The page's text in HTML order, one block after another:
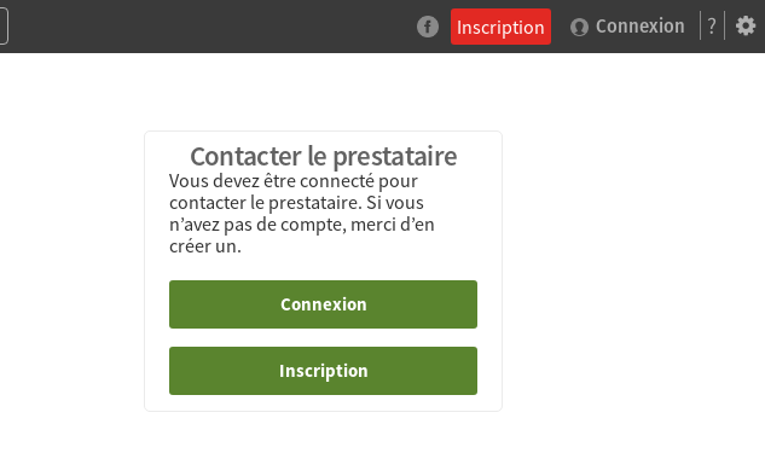
?
Inscription Connexion
Contacter le prestataire
Vous devez être connecté pour
contacter le prestataire. Si vous
n’avez pas de compte, merci d’en
créer un.
Connexion
Inscription